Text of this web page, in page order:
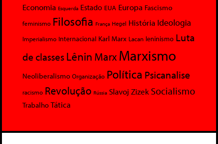
Economia Esquerda Estado EUA Europa Fascismo
feminismo Filosofia França Hegel História Ideologia
Imperialismo Internacional Karl Marx Lacan leninismo Luta
de classesLênin MarxMarxismo
Neoliberalismo Organização Política Psicanalise
racismo Revolução Rússia Slavoj Zizek Socialismo
Trabalho Tática